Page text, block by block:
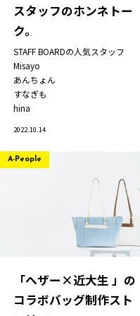
スタッフのホンネトー
ク。
STAFF BOARDの人気スタッフ
Misayo
あんちょん
すなぎも
hina
2022.10.14
「ヘザー×近大生 」の
コラボバッグ制作スト
A-People